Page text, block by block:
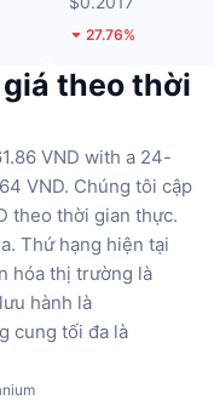
27.76%
theo thời
VND with a 24-
VND. Chúng tôi cập
theo thời gian thực.
Thứ hạng hiện tại
hóa thị trường là
hành là
cung tối đa là